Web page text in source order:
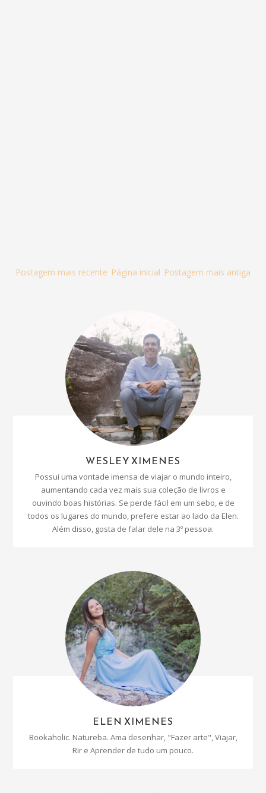
Postagem mais recente Postagem mais antiga
Página inicial
WESLEY XIMENES
Possui uma vontade imensa de viajar o mundo inteiro,
aumentando cada vez mais sua coleção de livros e
ouvindo boas histórias. Se perde fácil em um sebo, e de
todos os lugares do mundo, prefere estar ao lado da Elen.
Além disso, gosta de falar dele na 3º pessoa.
ELEN XIMENES
Bookaholic. Natureba. Ama desenhar, "Fazer arte", Viajar,
Rir e Aprender de tudo um pouco.